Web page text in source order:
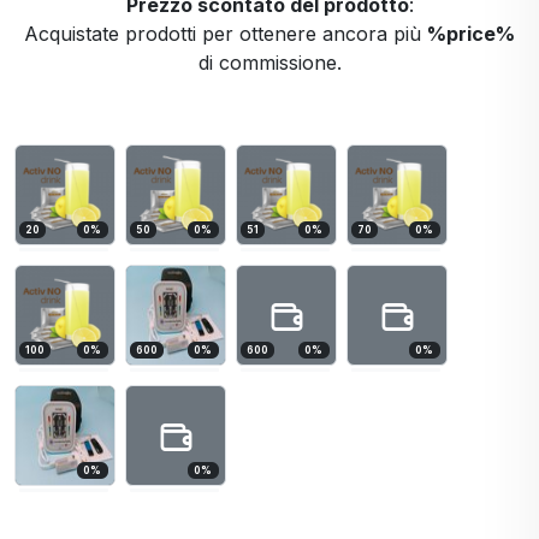
Prezzo scontato del prodotto:
Acquistate prodotti per ottenere ancora più %price%
di commissione.
20 0% 50 0% 51 0% 70 0%
100 0% 600 0% 600 0% 0%
0% 0%